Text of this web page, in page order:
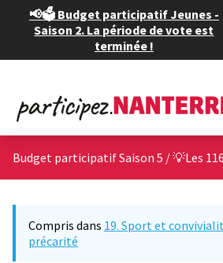
📢🗳️ Budget participatif Jeunes -
Saison 2. La période de vote est
terminée !
Budget participatif Saison 5 /💡Les
Compris dans 19. Sport et
précarité